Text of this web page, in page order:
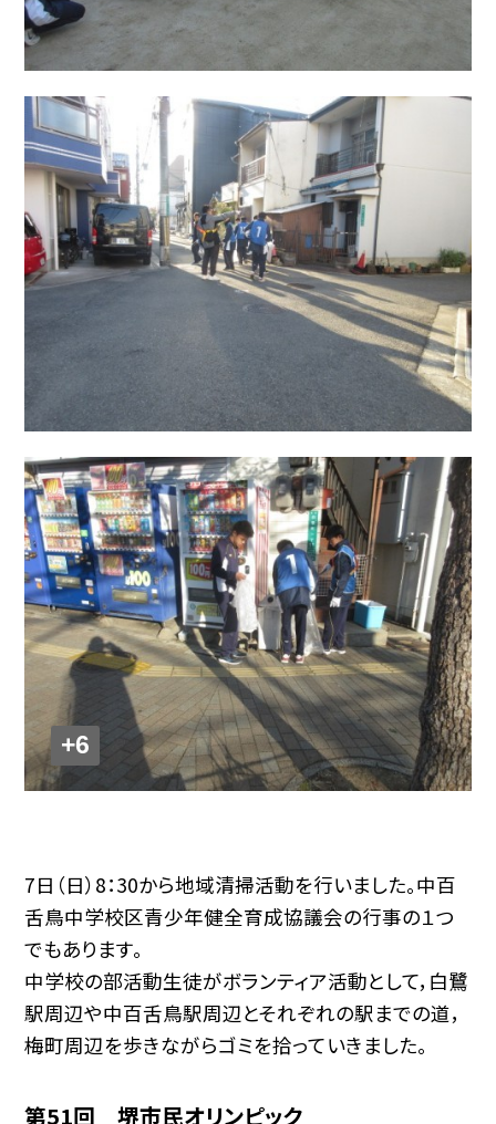
+6
7日（日）8：30から地域清掃活動を行いました。中百
舌鳥中学校区青少年健全育成協議会の行事の１つ
でもあります。
中学校の部活動生徒がボランティア活動として，白鷺
駅周辺や中百舌鳥駅周辺とそれぞれの駅までの道，
梅町周辺を歩きながらゴミを拾っていきました。
第51回 堺市民オリンピック